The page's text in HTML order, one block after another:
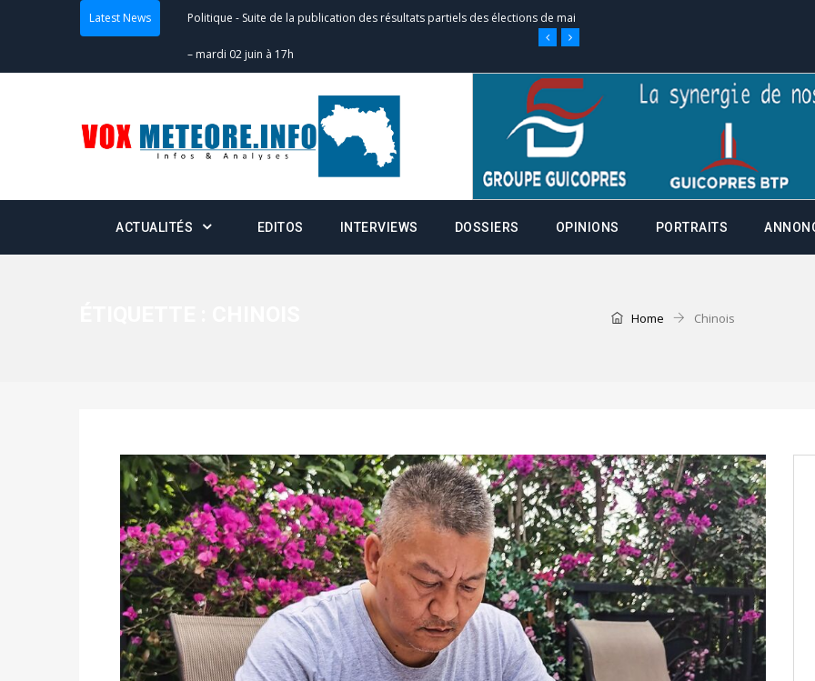
Latest News Politique - Suite de la publication des résultats partiels des élections de mai
– mardi 02 juin à 17h
Scrutins : la DGE active un centre d’appel, joignable au 105, ouvert
24h/24 et 7j/7
Actualités - Double scrutin du 31 mai : fin des campagnes ce jeudi 28 mai à
minuit
Actualités Communiqué relatif à la délivrance de la fiche de procuration
Politique-Double scrutin du 31 mai : retrait des cartes d’électeurs possible
du 16 au 31 mai 2026
Politique-Délégués de bureaux de vote : vos informations à transmettre
avant le 16 mai 2026 à 16h
Politique-Proclamation des résultats globaux provisoires et des
statistiques des législatives et communales : ce 4 juin à 18h
Politique- Suite de la publication des résultats partiels des élections de mai
ACTUALITÉS EDITOS INTERVIEWS DOSSIERS OPINIONS PORTRAITS
Home Chinois